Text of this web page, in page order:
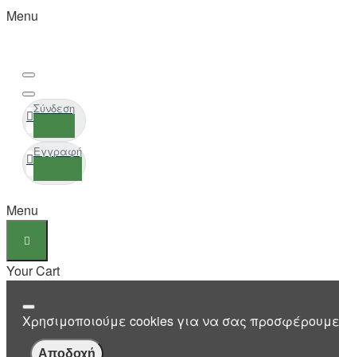
Menu
Σύνδεση
Εγγραφή
Menu
Your Cart
Χρησιμοποιούμε cookies για να σας
Αποδοχή